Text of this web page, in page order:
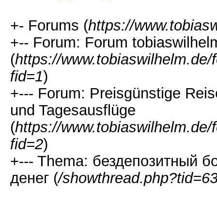
+- Forums (https://
+-- Forum: Forum
(https://
fid=1)
+--- Forum: Preisgünstige
und Tagesausflüge
(https://
fid=2)
+--- Thema: бездепозитный
денег (/